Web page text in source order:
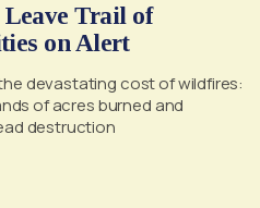
Trail of
on Alert
devastating cost of wildfires:
of acres burned and
destruction